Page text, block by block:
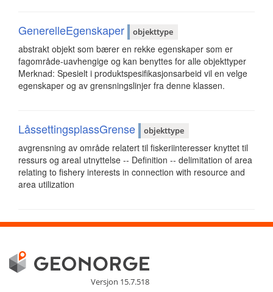
GenerelleEgenskaper objekttype
abstrakt objekt som bærer en rekke egenskaper som er
fagområde-uavhengige og kan benyttes for alle objekttyper
Merknad: Spesielt i produktspesifikasjonsarbeid vil en velge
egenskaper og av grensningslinjer fra denne klassen.
LåssettingsplassGrense objekttype
avgrensning av område relatert til fiskeriinteresser knyttet til
ressurs og areal utnyttelse -- Definition -- delimitation of area
relating to fishery interests in connection with resource and
area utilization